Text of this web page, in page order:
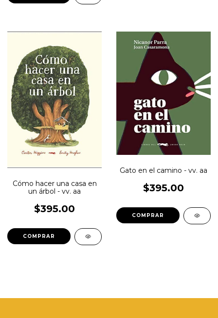
Cómo hacer una casa en
un árbol - vv. aa
$395.00
Gato en el camino - vv. aa
$395.00